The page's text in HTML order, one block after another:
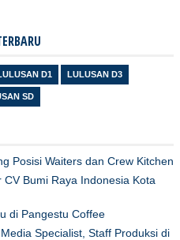
D1 LULUSAN D3
SD
Posisi Waiters dan Crew Kitchen
Bumi Raya Indonesia Kota
di Pangestu Coffee
Specialist, Staff Produksi di